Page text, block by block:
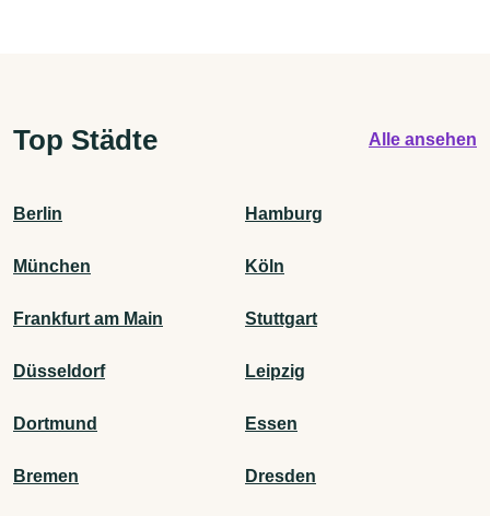
Top Städte Alle ansehen
Berlin Hamburg
München Köln
Frankfurt am Main Stuttgart
Düsseldorf Leipzig
Dortmund Essen
Bremen Dresden